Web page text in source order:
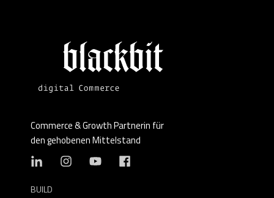
Commerce & Growth Partnerin für
den gehobenen Mittelstand
BUILD